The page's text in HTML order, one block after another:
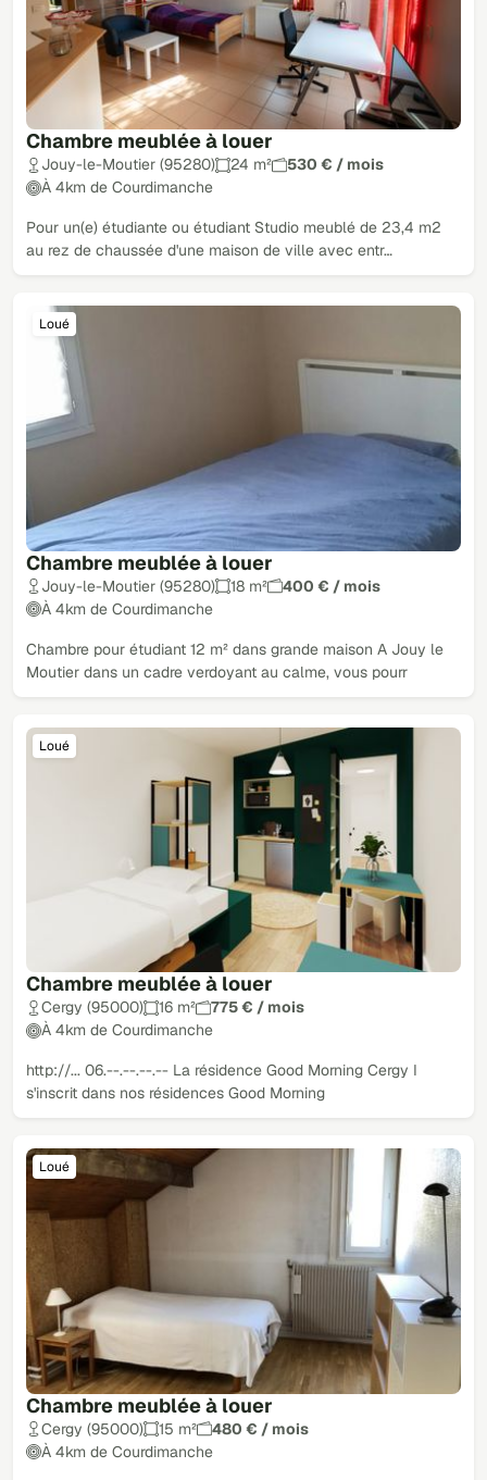
Chambre meublée à louer
Jouy-le-Moutier (95280) 24 m²
530 € / mois
À 4km de Courdimanche
Pour un(e) étudiante ou étudiant Studio meublé de 23,4 m2
au rez de chaussée d'une maison de ville avec entr…
Chambre meublée à louer
Loué
Jouy-le-Moutier (95280) 18 m²
400 € / mois
À 4km de Courdimanche
Chambre pour étudiant 12 m² dans grande maison A Jouy le
Moutier dans un cadre verdoyant au calme, vous pourr
Chambre meublée à louer
Loué
Cergy (95000) 16 m²
775 € / mois
À 4km de Courdimanche
http://... 06.--.--.--.-- La résidence Good Morning Cergy I
s'inscrit dans nos résidences Good Morning
Chambre meublée à louer
Loué
Cergy (95000) 15 m²
480 € / mois
À 4km de Courdimanche